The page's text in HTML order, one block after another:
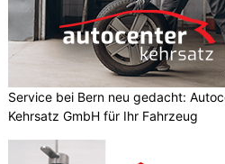
Service bei Bern neu gedacht:
Kehrsatz GmbH für Ihr Fahrzeug